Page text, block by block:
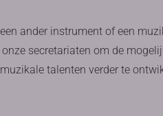
ander instrument of een
secretariaten om de
talenten verder te